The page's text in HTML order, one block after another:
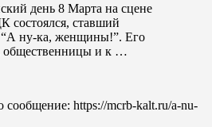
день 8 Марта на сцене
состоялся, ставший
ну-ка, женщины!”. Его
общественницы и к …
сообщение: https://mcrb-kalt.ru/a-nu-